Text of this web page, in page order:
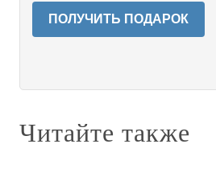
ПОЛУЧИТЬ ПОДАРОК
Читайте также